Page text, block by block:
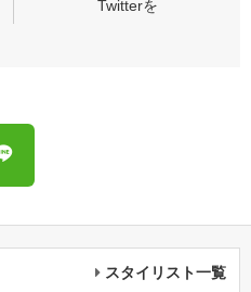
スタイリスト一覧